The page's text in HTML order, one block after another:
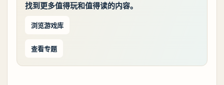
找到更多值得玩和值得读的内容。
浏览游戏库
查看专题